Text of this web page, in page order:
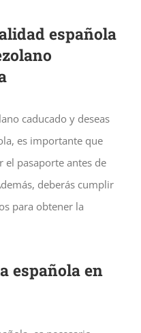
española
caducado y deseas
es importante que
el pasaporte antes de
deberás cumplir
para obtener la
española en